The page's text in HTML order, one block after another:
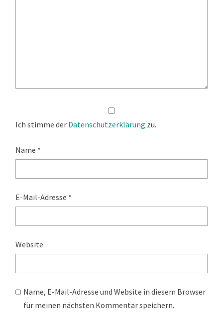
Ich stimme der Datenschutzerklärung zu.
Name *
E-Mail-Adresse *
Website
Name, E-Mail-Adresse und Website in diesem Browser
für meinen nächsten Kommentar speichern.